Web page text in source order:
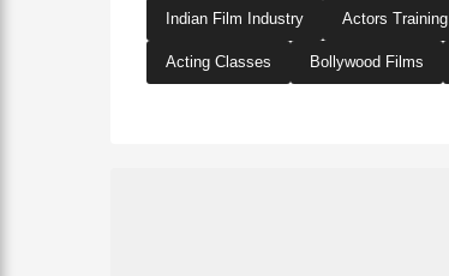
Indian Film Industry Actors Training
Acting Classes Bollywood Films